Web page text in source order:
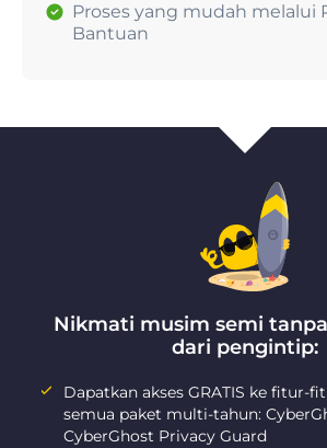
Proses yang mudah melalui
Bantuan
Nikmati musim semi
dari pengintip:
Dapatkan akses GRATIS ke fitur-
semua paket multi-tahun:
CyberGhost Privacy Guard